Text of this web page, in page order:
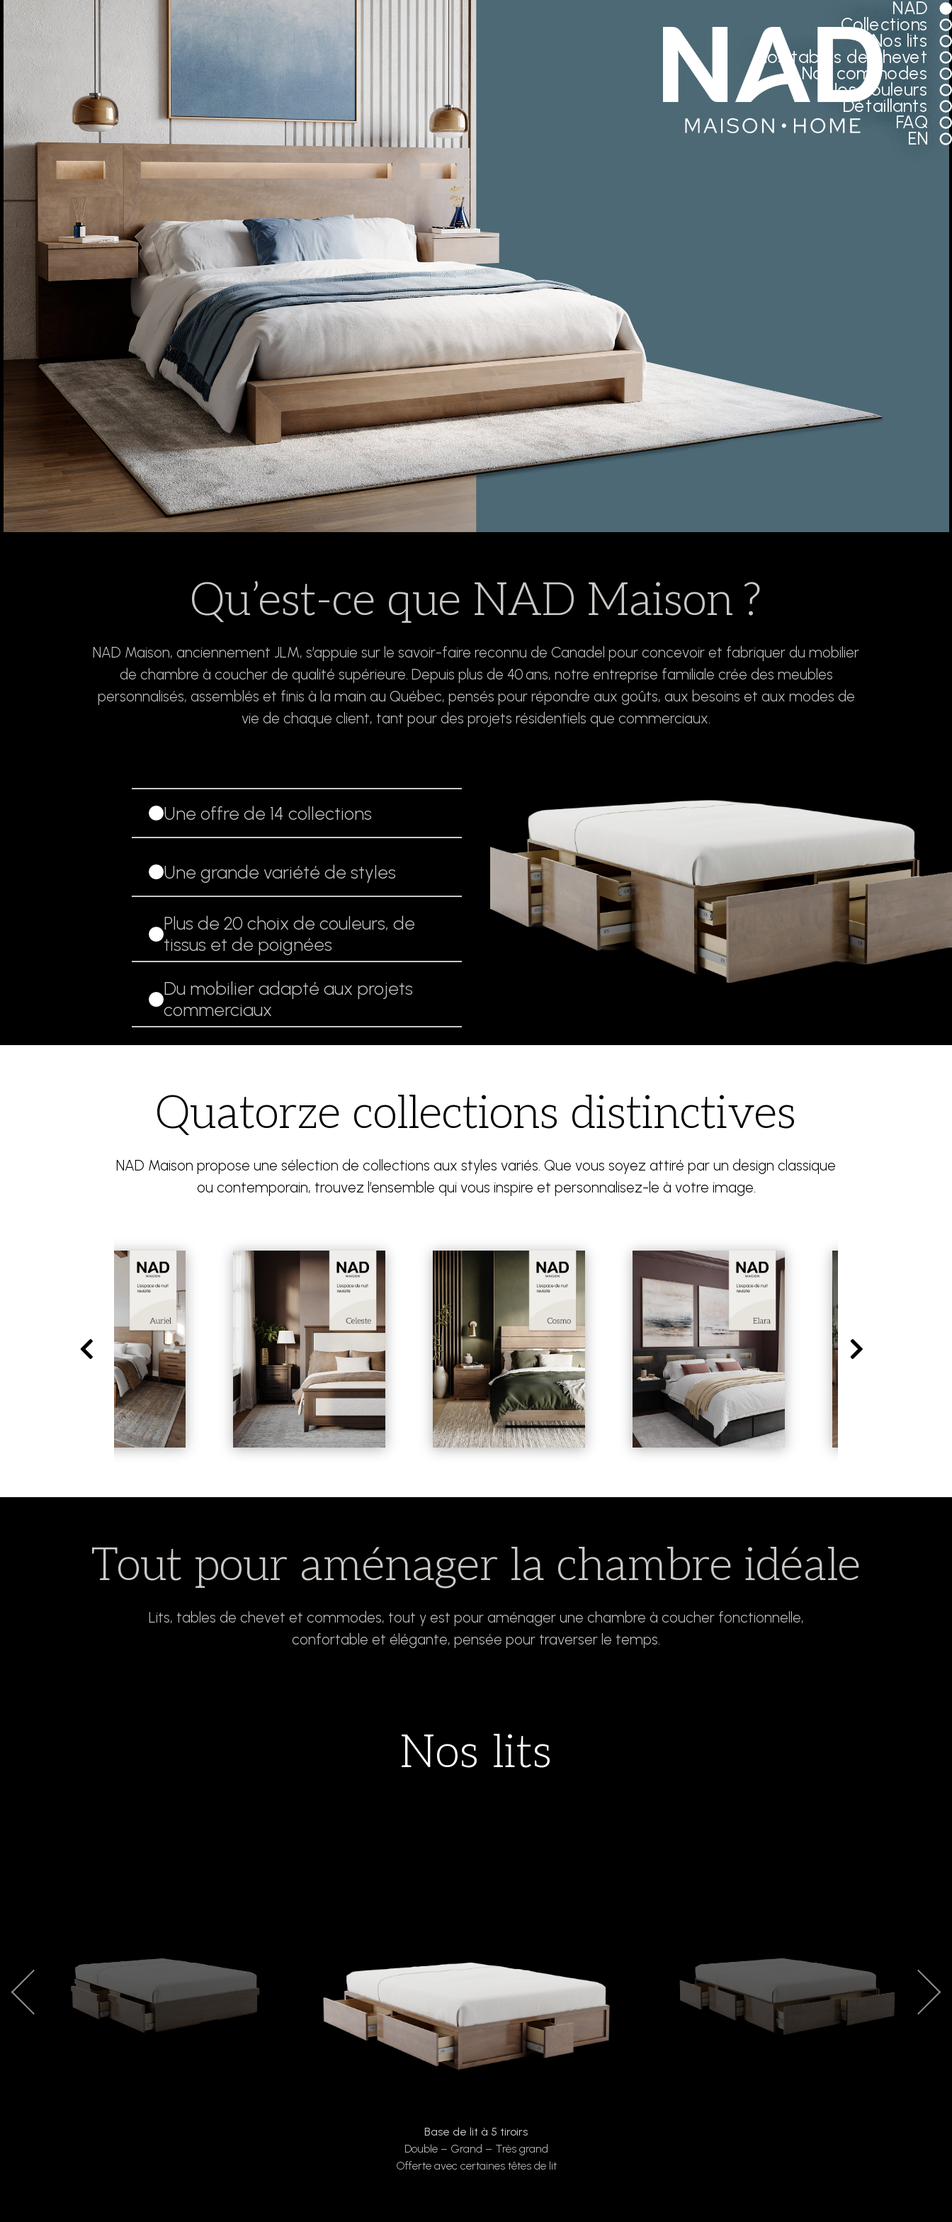
NAD
Collections
Nos lits
Nos tables de chevet
Nos commodes
Nos couleurs
Détaillants
FAQ
EN
Qu’est-ce que NAD Maison ?
NAD Maison, anciennement JLM, s’appuie sur le savoir-faire reconnu de Canadel pour concevoir et fabriquer du mobilier
de chambre à coucher de qualité supérieure. Depuis plus de 40 ans, notre entreprise familiale crée des meubles
personnalisés, assemblés et finis à la main au Québec, pensés pour répondre aux goûts, aux besoins et aux modes de
vie de chaque client, tant pour des projets résidentiels que commerciaux.
Une offre de 14 collections
Une grande variété de styles
Plus de 20 choix de couleurs, de
tissus et de poignées
Du mobilier adapté aux projets
commerciaux
Quatorze collections distinctives
NAD Maison propose une sélection de collections aux styles variés. Que vous soyez attiré par un design classique
ou contemporain, trouvez l’ensemble qui vous inspire et personnalisez-le à votre image.
Tout pour aménager la chambre idéale
Lits, tables de chevet et commodes, tout y est pour aménager une chambre à coucher fonctionnelle,
confortable et élégante, pensée pour traverser le temps.
Nos lits
Base de lit à 5 tiroirs
Double – Grand – Très grand
Offerte avec certaines têtes de lit